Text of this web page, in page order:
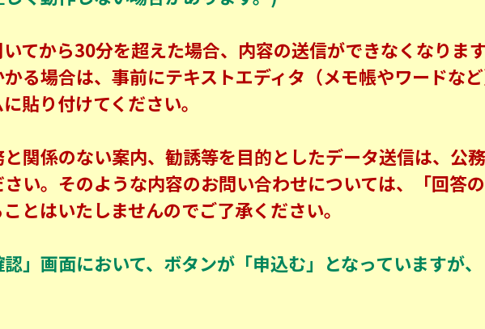
てから30分を超えた場合、内容の送信ができなくなりま
る場合は、事前にテキストエディタ（メモ帳やワードな
貼り付けてください。
係のない案内、勧誘等を目的としたデータ送信は、公
い。そのような内容のお問い合わせについては、「回答
とはいたしませんのでご了承ください。
画面において、ボタンが「申込む」となっていますが